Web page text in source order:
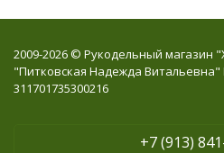
2009-2026 © Рукодельный магазин
"Питковская Надежда Витальевна"
311701735300216
+7 (913)